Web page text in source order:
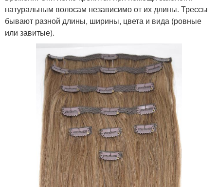
натуральным волосам независимо от их длины. Трессы
бывают разной длины, ширины, цвета и вида (ровные
или завитые).